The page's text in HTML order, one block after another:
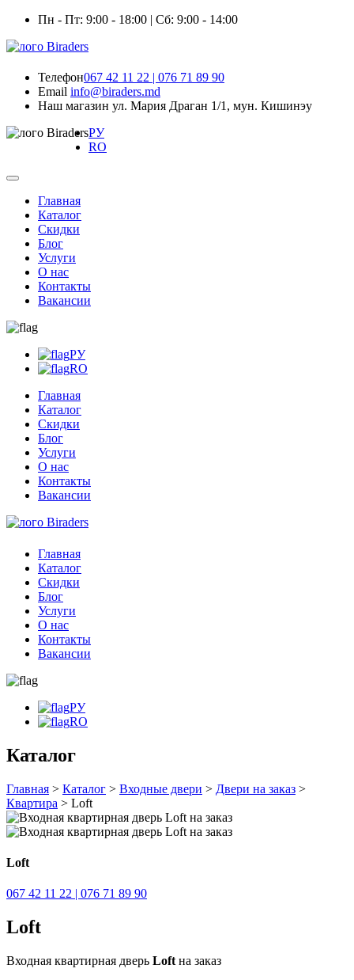
Пн - Пт: 9:00 - 18:00 | Сб: 9:00 - 14:00
Телефон067 42 11 22 | 076 71 89 90
Email info@biraders.md
Наш магазин ул. Мария Драган 1/1, мун. Кишинэу
РУ
RO
Главная
Каталог
Скидки
Блог
Услуги
О нас
Контакты
Вакансии
РУ
RO
Главная
Каталог
Скидки
Блог
Услуги
О нас
Контакты
Вакансии
Главная
Каталог
Скидки
Блог
Услуги
О нас
Контакты
Вакансии
РУ
RO
Каталог
Главная > Каталог > Входные двери > Двери на заказ >
Квартира > Loft
Loft
067 42 11 22 | 076 71 89 90
Loft
Входная квартирная дверь Loft на заказ